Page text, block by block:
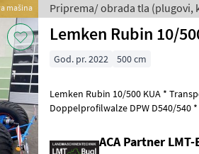
mašina
Priprema/ obrada tla (plugovi,
Lemken
Lemken Rubin 10/
God. pr. 2022 500 cm
Lemken Rubin 10/500 KUA *
Doppelprofilwalze DPW D540/540
ACA Partner